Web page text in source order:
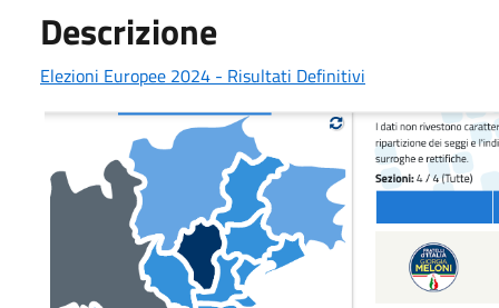
Descrizione
Elezioni Europee 2024 - Risultati Definitivi